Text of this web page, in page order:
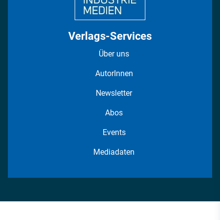
Verlags-Services
Über uns
AutorInnen
Newsletter
Abos
Events
Mediadaten